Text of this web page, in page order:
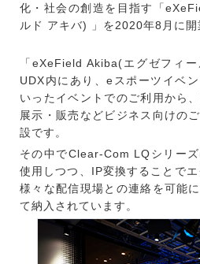
化・社会の創造を目指す「
ルド アキバ) 」を2020年8月に開
「eXeField Akiba(エグゼフィ
UDX内にあり、eスポーツイベ
いったイベントでのご利用から
展示・販売などビジネス向けの
設です。
その中でClear-Com LQシリー
使用しつつ、IP変換することで
様々な配信現場との連絡を可能
て納入されています。